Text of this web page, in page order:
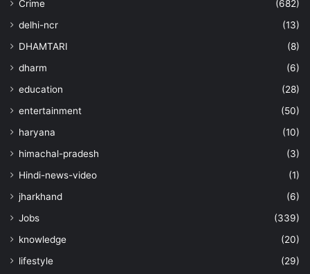
Crime
(682)
delhi-ncr
(13)
DHAMTARI
(8)
dharm
(6)
education
(28)
entertainment
(50)
haryana
(10)
himachal-pradesh
(3)
Hindi-news-video
(1)
jharkhand
(6)
Jobs
(339)
knowledge
(20)
lifestyle
(29)